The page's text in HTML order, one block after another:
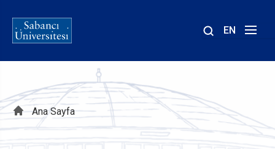
EN
Sayfa
yolu
Ana Sayfa